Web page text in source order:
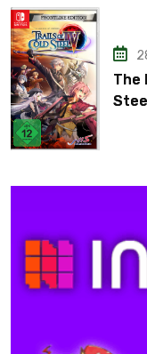
The